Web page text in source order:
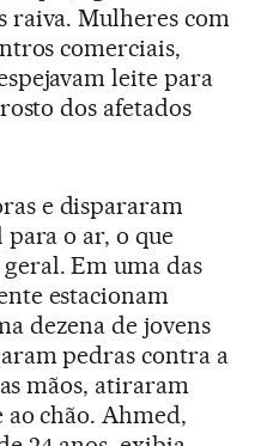
raiva. Mulheres com
comerciais,
leite para
dos afetados
e dispararam
o ar, o que
Em uma das
estacionam
dezena de jovens
pedras contra a
mãos, atiraram
chão. Ahmed,